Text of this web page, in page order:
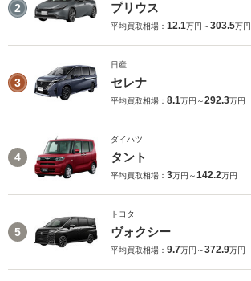
2 プリウス
平均買取相場： 12.1万円～303.5万円
3
日産
セレナ
平均買取相場： 8.1万円～292.3万円
4
ダイハツ
タント
平均買取相場： 3万円～142.2万円
5
トヨタ
ヴォクシー
平均買取相場： 9.7万円～372.9万円